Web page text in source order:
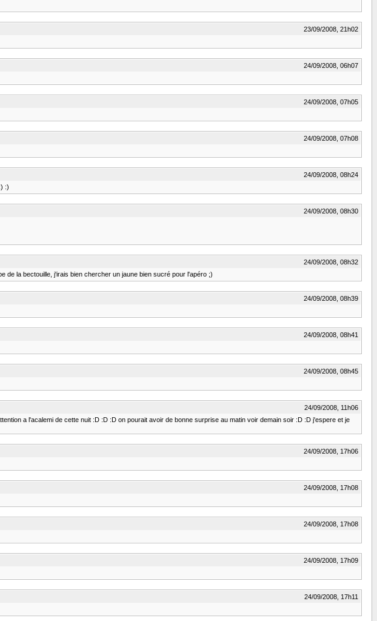
23/09/2008, 21h02
24/09/2008, 06h07
24/09/2008, 07h05
24/09/2008, 07h08
24/09/2008, 08h24
:)
24/09/2008, 08h30
24/09/2008, 08h32
de la bectouille, j'irais bien chercher un jaune bien sucré pour l'apéro ;)
24/09/2008, 08h39
24/09/2008, 08h41
24/09/2008, 08h45
24/09/2008, 11h06
a l'acalemi de cette nuit :D :D :D on pourait avoir de bonne surprise au matin voir demain soir :D :D j'espere et je
24/09/2008, 17h06
24/09/2008, 17h08
24/09/2008, 17h08
24/09/2008, 17h09
24/09/2008, 17h11